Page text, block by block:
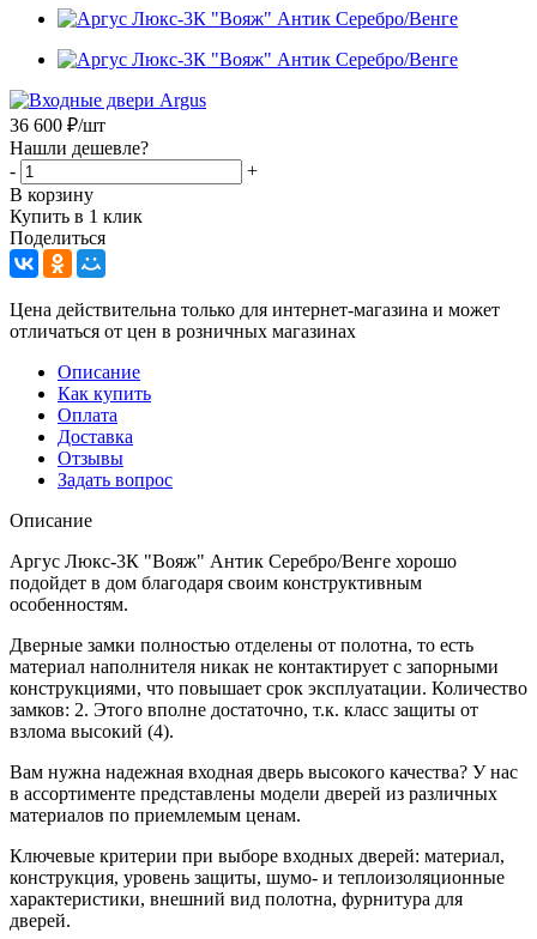
36 600 ₽/шт
Нашли дешевле?
-
+
В корзину
Купить в 1 клик
Поделиться
Цена действительна только для интернет-магазина и может
отличаться от цен в розничных магазинах
Описание
Как купить
Оплата
Доставка
Отзывы
Задать вопрос
Описание
Аргус Люкс-3К "Вояж" Антик Серебро/Венге хорошо
подойдет в дом благодаря своим конструктивным
особенностям.
Дверные замки полностью отделены от полотна, то есть
материал наполнителя никак не контактирует с запорными
конструкциями, что повышает срок эксплуатации. Количество
замков: 2. Этого вполне достаточно, т.к. класс защиты от
взлома высокий (4).
Вам нужна надежная входная дверь высокого качества? У нас
в ассортименте представлены модели дверей из различных
материалов по приемлемым ценам.
Ключевые критерии при выборе входных дверей: материал,
конструкция, уровень защиты, шумо- и теплоизоляционные
характеристики, внешний вид полотна, фурнитура для
дверей.